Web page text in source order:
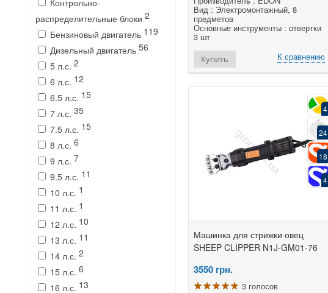
Контрольно-
распределительные блоки 2
Бензиновый двигатель 119
Дизельный двигатель 56
5 л.с. 2
6 л.с. 12
6.5 л.с. 15
7 л.с. 35
7.5 л.с. 15
8 л.с. 6
9 л.с. 7
9.5 л.с. 11
10 л.с. 1
11 л.с. 1
12 л.с. 10
13 л.с. 11
14 л.с. 2
15 л.с. 6
16 л.с. 13
Вид : Электромонтажный, 8
предметов
Основные инструменты : отвертки
3 шт
К сравнению
Купить
4
24
18
4
Машинка для стрижки овец
SHEEP CLIPPER N1J-GM01-76
3550 грн.
3 голосов